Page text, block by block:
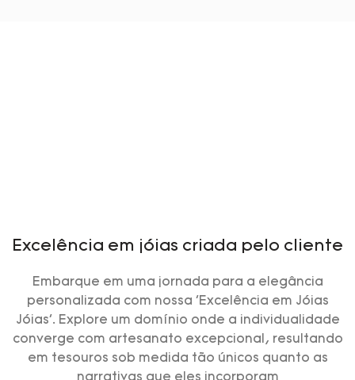
Excelência em jóias criada pelo cliente
Embarque em uma jornada para a elegância
personalizada com nossa 'Excelência em Jóias
Jóias'. Explore um domínio onde a individualidade
converge com artesanato excepcional, resultando
em tesouros sob medida tão únicos quanto as
narrativas que eles incorporam